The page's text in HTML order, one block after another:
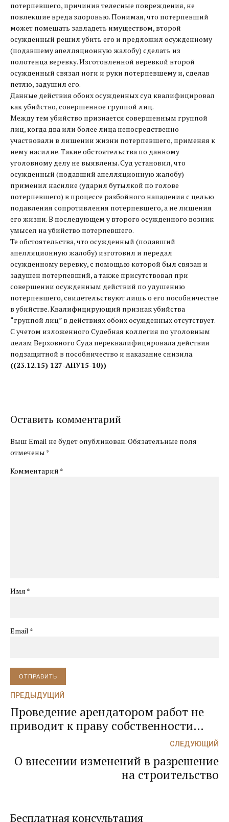
потерпевшего, причинив телесные повреждения, не
повлекшие вреда здоровью. Понимая, что потерпевший
может помешать завладеть имуществом, второй
осужденный решил убить его и предложил осужденному
(подавшему апелляционную жалобу) сделать из
полотенца веревку. Изготовленной веревкой второй
осужденный связал ноги и руки потерпевшему и, сделав
петлю, задушил его.
Данные действия обоих осужденных суд квалифицировал
как убийство, совершенное группой лиц.
Между тем убийство признается совершенным группой
лиц, когда два или более лица непосредственно
участвовали в лишении жизни потерпевшего, применяя к
нему насилие. Такие обстоятельства по данному
уголовному делу не выявлены. Суд установил, что
осужденный (подавший апелляционную жалобу)
применил насилие (ударил бутылкой по голове
потерпевшего) в процессе разбойного нападения с целью
подавления сопротивления потерпевшего, а не лишения
его жизни. В последующем у второго осужденного возник
умысел на убийство потерпевшего.
Те обстоятельства, что осужденный (подавший
апелляционную жалобу) изготовил и передал
осужденному веревку, с помощью которой был связан и
задушен потерпевший, а также присутствовал при
совершении осужденным действий по удушению
потерпевшего, свидетельствуют лишь о его пособничестве
в убийстве. Квалифицирующий признак убийства
“группой лиц” в действиях обоих осужденных отсутствует.
С учетом изложенного Судебная коллегия по уголовным
делам Верховного Суда переквалифицировала действия
подзащитной в пособничество и наказание снизила.
((23.12.15) 127-АПУ15-10))​
Оставить комментарий
Выш Email не будет опубликован. Обязательные поля
отмечены *
Комментарий *
Имя *
Email *
ОТПРАВИТЬ
ПРЕДЫДУЩИЙ
Проведение арендатором работ не
приводит к праву собственности
СЛЕДУЮЩИЙ
О внесении изменений в разрешение
на строительство
Бесплатная консультация